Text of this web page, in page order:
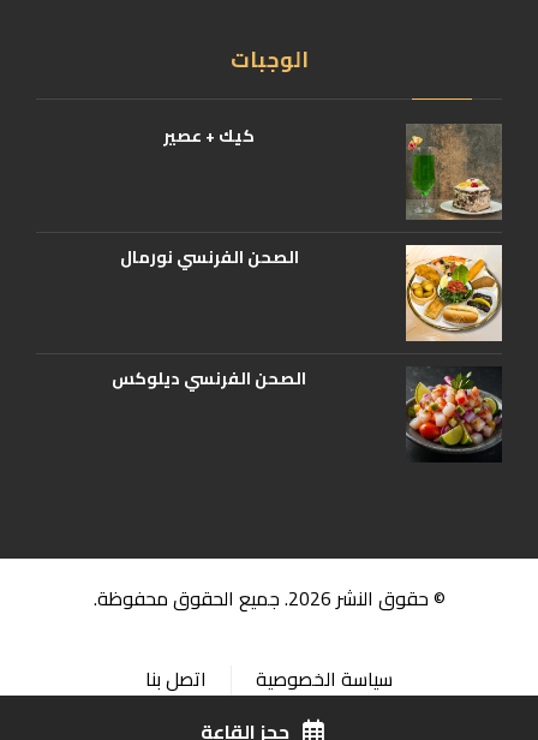
الوجبات
كيك + عصير
الصحن الفرنسي نورمال
الصحن الفرنسي ديلوكس
© حقوق النشر 2026. جميع الحقوق محفوظة.
اتصل بنا
سياسة الخصوصية
حجز القاعة